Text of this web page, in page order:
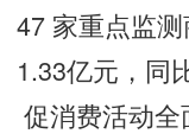
47 家重点监
1.33亿元，
促消费活动